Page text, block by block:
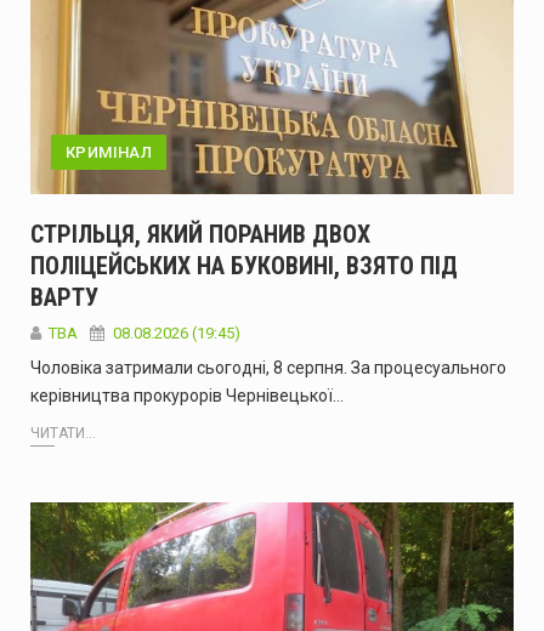
КРИМІНАЛ
СТРІЛЬЦЯ, ЯКИЙ ПОРАНИВ ДВОХ
ПОЛІЦЕЙСЬКИХ НА БУКОВИНІ, ВЗЯТО ПІД
ВАРТУ
ТВА 08.08.2026 (19:45)
Чоловіка затримали сьогодні, 8 серпня. За процесуального
керівництва прокурорів Чернівецької…
ЧИТАТИ...